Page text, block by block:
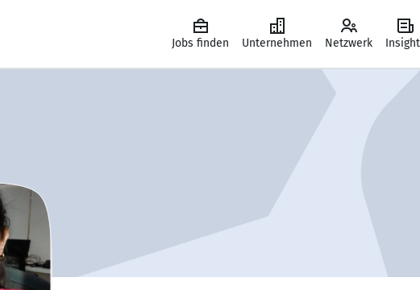
Jobs finden Unternehmen Netzwerk